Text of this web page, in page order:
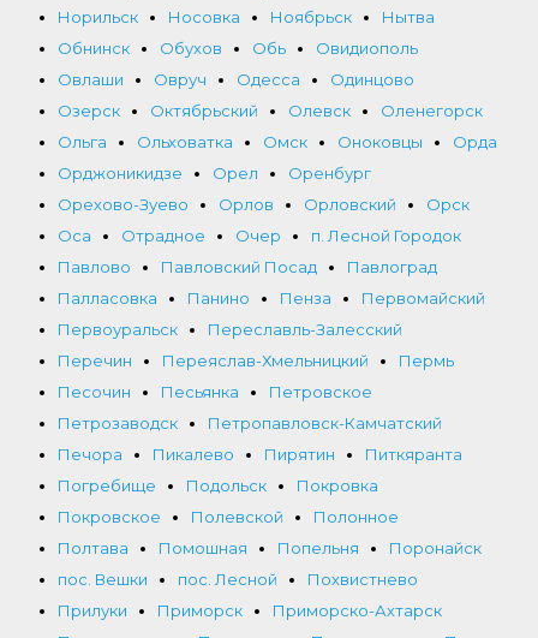
Норильск
Носовка Ноябрьск
Нытва
Обнинск
Обухов Обь
Овидиополь
Овлаши
Овруч Одесса
Одинцово
Озерск
Октябрьский Олевск
Оленегорск
Ольга
Ольховатка Омск Оноковцы
Орда
Орджоникидзе
Орел
Оренбург
Орехово-Зуево
Орлов Орловский
Орск
Оса
Отрадное Очер
п. Лесной Городок
Павлово
Павловский Посад
Павлоград
Палласовка
Панино Пенза
Первомайский
Первоуральск
Переславль-Залесский
Перечин
Переяслав-Хмельницкий
Пермь
Песочин
Песьянка
Петровское
Петрозаводск
Петропавловск-Камчатский
Печора
Пикалево Пирятин
Питкяранта
Погребище
Подольск
Покровка
Покровское
Полевской
Полонное
Полтава
Помошная Попельня
Поронайск
пос. Вешки
пос. Лесной
Похвистнево
Прилуки
Приморск
Приморско-Ахтарск